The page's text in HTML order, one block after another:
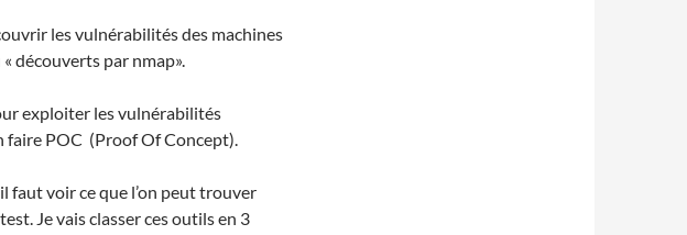
les vulnérabilités des machines
découverts par nmap».
exploiter les vulnérabilités
faire POC (Proof Of Concept).
faut voir ce que l’on peut trouver
Je vais classer ces outils en 3